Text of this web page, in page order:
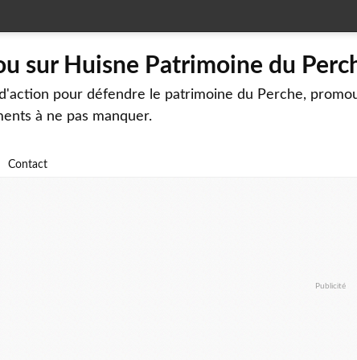
sur Huisne Patrimoine du
pour défendre le patrimoine du Perche,
à ne pas manquer.
Contact
Publicité